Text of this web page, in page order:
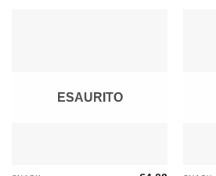
ESAURITO